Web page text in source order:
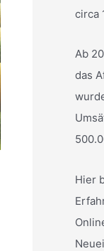
circa
Ab
das
Hier